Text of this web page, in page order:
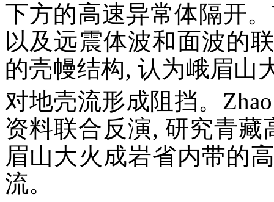
下方的高速异常体隔开。
以及远震体波和面波的
的壳幔结构, 认为峨眉山
对地壳流形成阻挡。
资料联合反演, 研究青
眉山大火成岩省内带的
流。